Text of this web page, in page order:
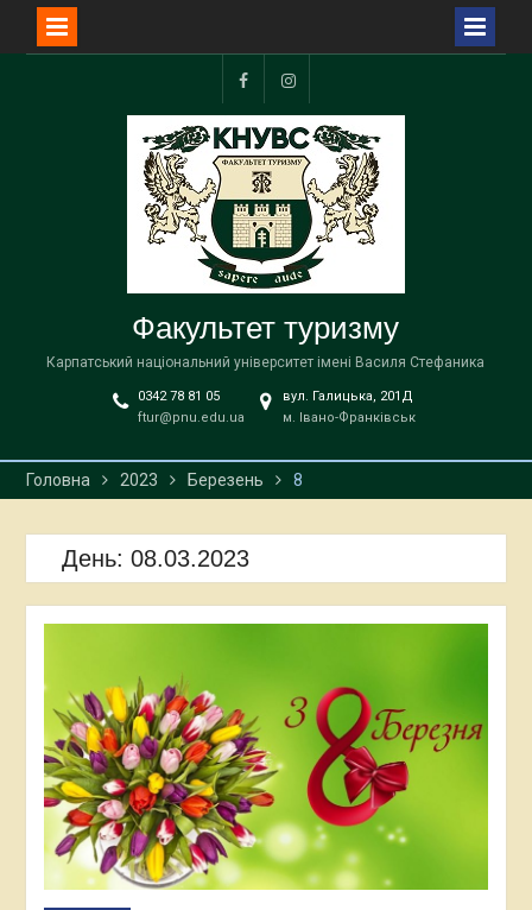
FacebookInstagram
Факультет туризму
Карпатський національний університет імені Василя Стефаника
0342 78 81 05
ftur@pnu.edu.ua
вул. Галицька, 201Д
м. Івано-Франківськ
Головна 2023 Березень 8
День: 08.03.2023